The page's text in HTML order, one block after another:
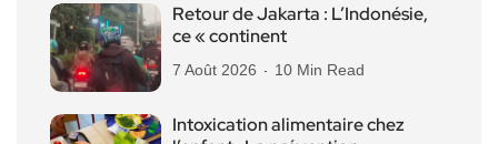
Retour de Jakarta : L’Indonésie,
ce « continent
7 Août 2026 10 Min Read
Intoxication alimentaire chez